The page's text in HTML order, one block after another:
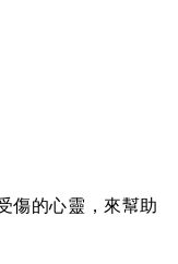
傷的心靈，來幫助